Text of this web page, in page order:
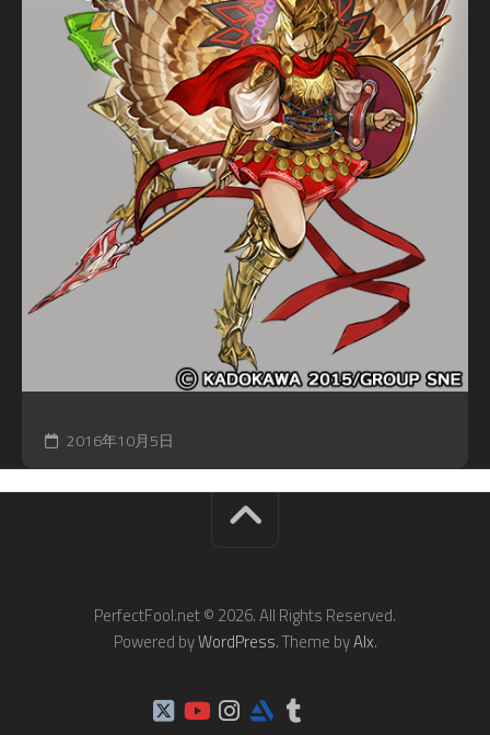
2016年10月5日
PerfectFool.net © 2026. All Rights Reserved.
Powered byWordPress. Theme byAlx.